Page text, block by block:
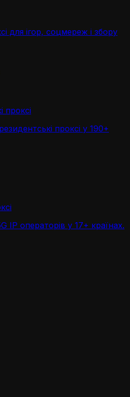
для ігор, соцмереж і збору
проксі
проксі у 190+
IP операторів у 17+ країнах.